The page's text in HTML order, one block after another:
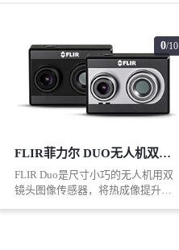
0/10
FLIR菲力尔 DUO无人机双光热成像相机
FLIR Duo是尺寸小巧的无人机用双
镜头图像传感器，将热成像提升到